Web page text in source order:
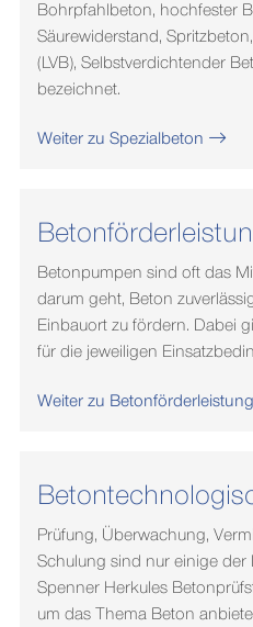
Bohrpfahlbeton, hochfester
Säurewiderstand,
(LVB), Selbstverdichtender
bezeichnet.
Weiter zu Spezialbeton
Betonpumpen sind oft das
darum geht, Beton
Einbauort zu fördern. Dabei
für die jeweiligen
Weiter zu
Prüfung, Überwachung,
Schulung sind nur einige der
Spenner Herkules
um das Thema Beton